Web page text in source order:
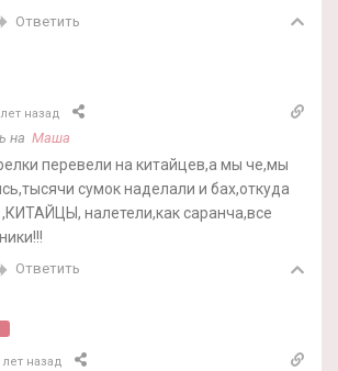
Ответить
назад
на Маша
перевели на китайцев,а мы че,мы
сумок наделали и бах,откуда
налетели,как саранча,все
Ответить
лет назад